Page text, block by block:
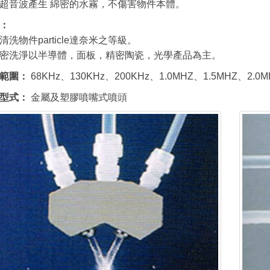
音波產生 綿密的水霧，不傷害物件本體。
洗物件particle達奈米之等級。
洗淨以半導體，面板，精密陶瓷，光學產品為主。
圍： 68KHz、130KHz、200KHz、1.0MHZ、1.5MHZ、
式： 金屬及塑膠噴嘴式噴頭